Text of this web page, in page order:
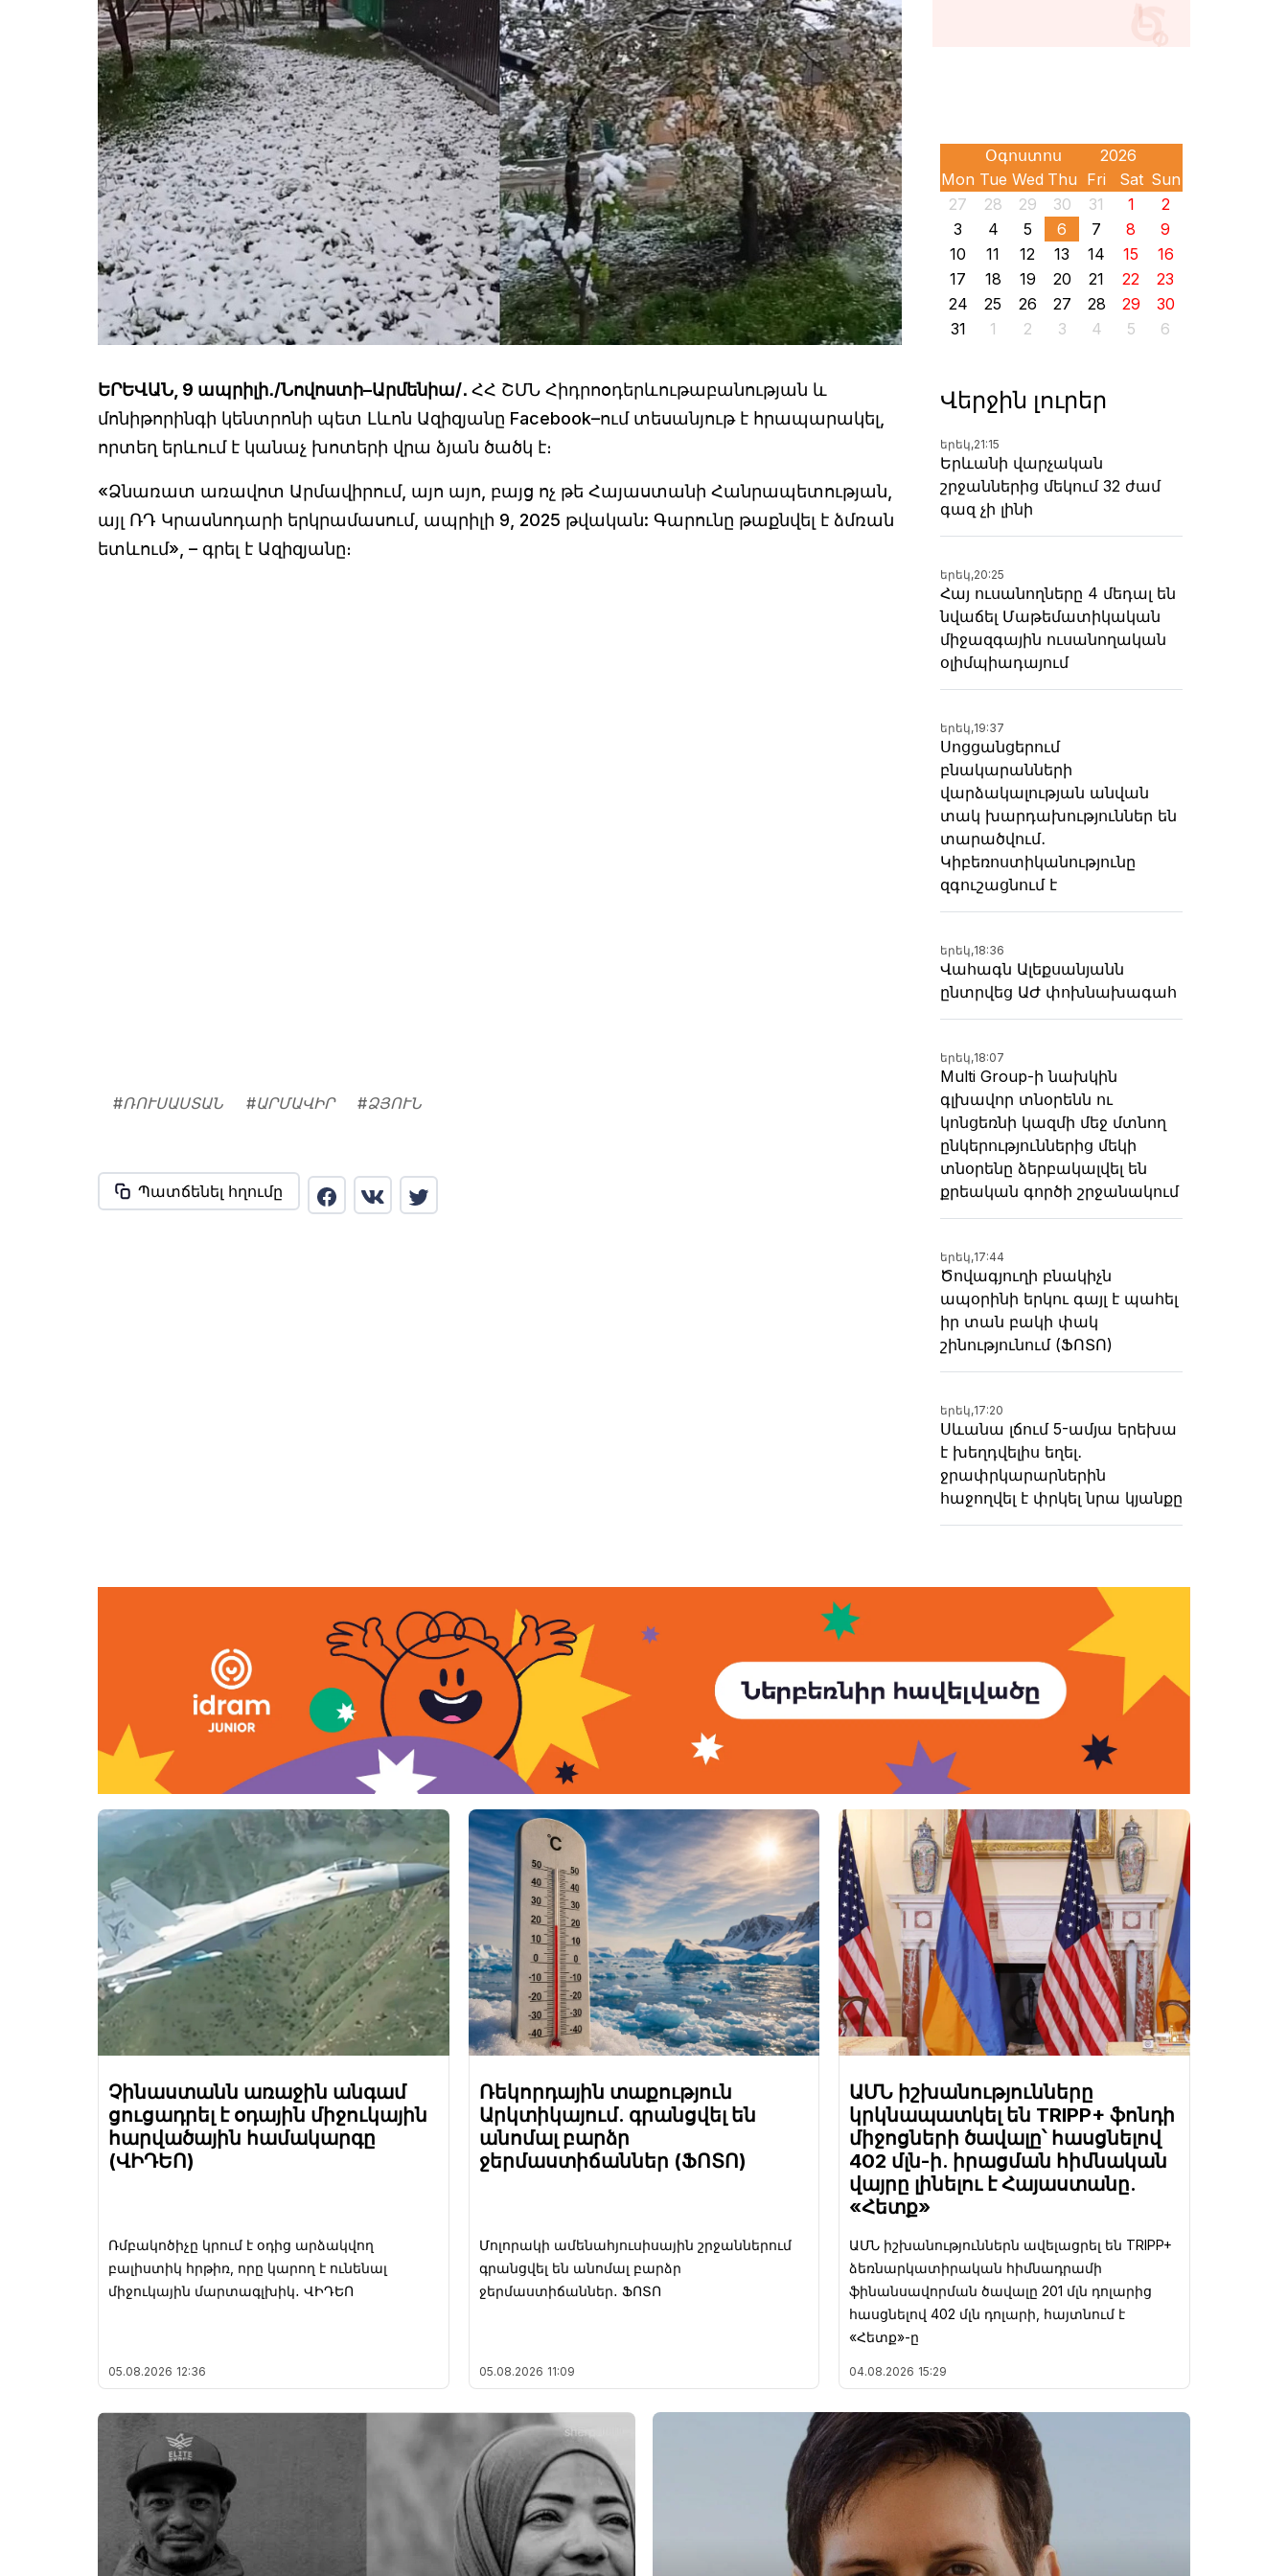
ԵՐԵՎԱՆ, 9 ապրիլի․/Նովոստի–Արմենիա/․ ՀՀ ՇՄՆ Հիդրոօդերևութաբանության և
մոնիթորինգի կենտրոնի պետ Լևոն Ազիզյանը Facebook–ում տեսանյութ է հրապարակել,
որտեղ երևում է կանաչ խոտերի վրա ձյան ծածկ է։
«Ձնառատ առավոտ Արմավիրում, այո այո, բայց ոչ թե Հայաստանի Հանրապետության,
այլ ՌԴ Կրասնոդարի երկրամասում, ապրիլի 9, 2025 թվական: Գարունը թաքնվել է ձմռան
ետևում», – գրել է Ազիզյանը։
#ՌՈՒՍԱՍՏԱՆ #ԱՐՄԱՎԻՐ #ՁՅՈՒՆ
Պատճենել հղումը
Mon Tue Wed Thu Fri Sat Sun
27
28 29 30 31 1
2
3
4 5 6 7 8
9
10
11 12 13 14 15
16
17
18 19 20 21 22
23
24
25 26 27 28 29
30
31
1 2 3 4 5 6
Վերջին լուրեր
երեկ,21:15
Երևանի վարչական
շրջաններից մեկում 32 ժամ
գազ չի լինի
երեկ,20:25
Հայ ուսանողները 4 մեդալ են
նվաճել Մաթեմատիկական
միջազգային ուսանողական
օլիմպիադայում
երեկ,19:37
Սոցցանցերում
բնակարանների
վարձակալության անվան
տակ խարդախություններ են
տարածվում․
Կիբեռոստիկանությունը
զգուշացնում է
երեկ,18:36
Վահագն Ալեքսանյանն
ընտրվեց ԱԺ փոխնախագահ
երեկ,18:07
Multi Group-ի նախկին
գլխավոր տնօրենն ու
կոնցեռնի կազմի մեջ մտնող
ընկերություններից մեկի
տնօրենը ձերբակալվել են
քրեական գործի շրջանակում
երեկ,17:44
Ծովագյուղի բնակիչն
ապօրինի երկու գայլ է պահել
իր տան բակի փակ
շինությունում (ՖՈՏՈ)
երեկ,17:20
Սևանա լճում 5-ամյա երեխա
է խեղդվելիս եղել․
ջրափրկարարներին
հաջողվել է փրկել նրա կյանքը
Չինաստանն առաջին անգամ
ցուցադրել է օդային միջուկային
հարվածային համակարգը
(ՎԻԴԵՈ)
Ռմբակոծիչը կրում է օդից արձակվող
բալիստիկ հրթիռ, որը կարող է ունենալ
միջուկային մարտագլխիկ․ ՎԻԴԵՈ
05.08.2026 12:36
Ռեկորդային տաքություն
Արկտիկայում. գրանցվել են
անոմալ բարձր
ջերմաստիճաններ (ՖՈՏՈ)
Մոլորակի ամենահյուսիսային շրջաններում
գրանցվել են անոմալ բարձր
ջերմաստիճաններ․ ՖՈՏՈ
05.08.2026 11:09
ԱՄՆ իշխանությունները
կրկնապատկել են TRIPP+ ֆոնդի
միջոցների ծավալը՝ հասցնելով
402 մլն-ի. իրացման հիմնական
վայրը լինելու է Հայաստանը.
«Հետք»
ԱՄՆ իշխանություններն ավելացրել են TRIPP+
ձեռնարկատիրական հիմնադրամի
ֆինանսավորման ծավալը 201 մլն դոլարից
հասցնելով 402 մլն դոլարի, հայտնում է
«Հետք»-ը
04.08.2026 15:29